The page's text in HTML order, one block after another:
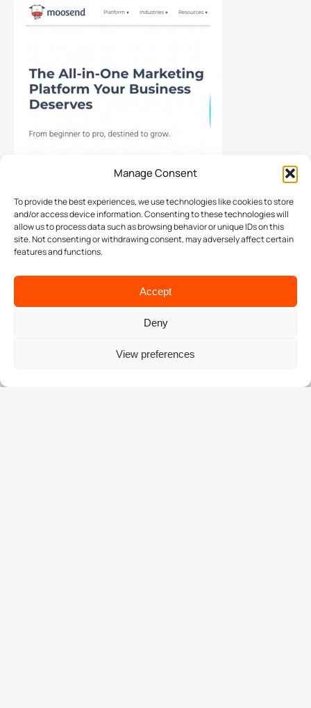
Manage Consent
To provide the best experiences, we use technologies like cookies to store
and/or access device information. Consenting to these technologies will
allow us to process data such as browsing behavior or unique IDs on this
site. Not consenting or withdrawing consent, may adversely affect certain
features and functions.
Accept
Deny
View preferences
Google Analytics & Facebook/Instagram
Insights
Marketing που αφορούν τα δεδομένα των ψηφιακών
σας μέσων (website, επαγγελματικές σελίδες social)
σταματήστε ότι κάνετε και τηλεφωνήστε στον
Facebook Pixelείναι απαραίτηση σε